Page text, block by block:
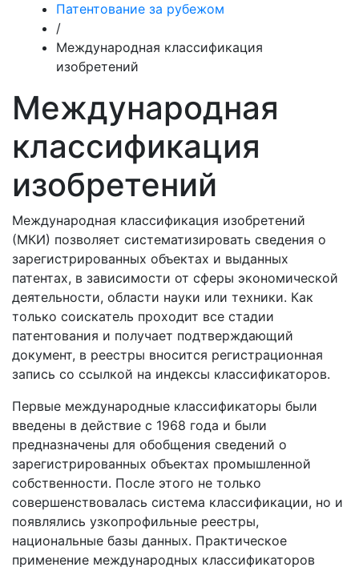
Патентование за рубежом
/
Международная классификация
изобретений
Международная
классификация
изобретений
Международная классификация изобретений
(МКИ) позволяет систематизировать сведения о
зарегистрированных объектах и выданных
патентах, в зависимости от сферы экономической
деятельности, области науки или техники. Как
только соискатель проходит все стадии
патентования и получает подтверждающий
документ, в реестры вносится регистрационная
запись со ссылкой на индексы классификаторов.
Первые международные классификаторы были
введены в действие с 1968 года и были
предназначены для обобщения сведений о
зарегистрированных объектах промышленной
собственности. После этого не только
совершенствовалась система классификации, но и
появлялись узкопрофильные реестры,
национальные базы данных. Практическое
применение международных классификаторов